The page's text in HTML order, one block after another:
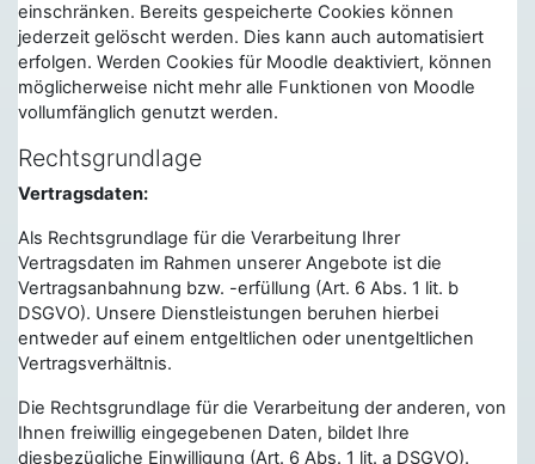
einschränken. Bereits gespeicherte Cookies können
jederzeit gelöscht werden. Dies kann auch automatisiert
erfolgen. Werden Cookies für Moodle deaktiviert, können
möglicherweise nicht mehr alle Funktionen von Moodle
vollumfänglich genutzt werden.
Rechtsgrundlage
Vertragsdaten:
Als Rechtsgrundlage für die Verarbeitung Ihrer
Vertragsdaten im Rahmen unserer Angebote ist die
Vertragsanbahnung bzw. -erfüllung (Art. 6 Abs. 1 lit. b
DSGVO). Unsere Dienstleistungen beruhen hierbei
entweder auf einem entgeltlichen oder unentgeltlichen
Vertragsverhältnis.
Die Rechtsgrundlage für die Verarbeitung der anderen, von
Ihnen freiwillig eingegebenen Daten, bildet Ihre
diesbezügliche Einwilligung (Art. 6 Abs. 1 lit. a DSGVO).